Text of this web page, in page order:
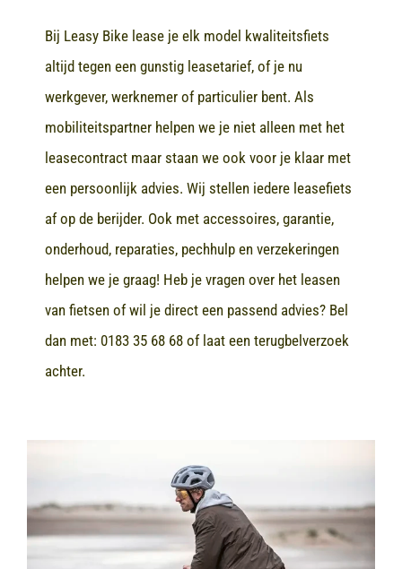
Bij Leasy Bike lease je elk model kwaliteitsfiets
altijd tegen een gunstig leasetarief, of je nu
werkgever, werknemer of particulier bent. Als
mobiliteitspartner helpen we je niet alleen met het
leasecontract maar staan we ook voor je klaar met
een persoonlijk advies. Wij stellen iedere leasefiets
af op de berijder. Ook met accessoires, garantie,
onderhoud, reparaties, pechhulp en verzekeringen
helpen we je graag! Heb je vragen over het leasen
van fietsen of wil je direct een passend advies? Bel
dan met: 0183 35 68 68of laat een terugbelverzoek
achter.